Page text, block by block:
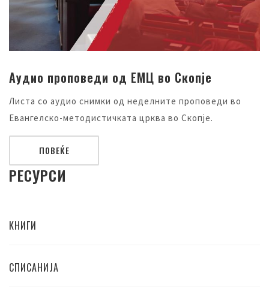
Аудио проповеди од ЕМЦ во Скопје
Листа со аудио снимки од неделните проповеди во
Евангелско-методистичката црква во Скопје.
ПОВЕЌЕ
РЕСУРСИ
КНИГИ
СПИСАНИЈА